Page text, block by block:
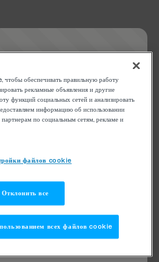
Please try refreshing the
обеспечивать правильную работу
рекламные объявления и другие
функций социальных сетей и анализировать
информацию об использовании
по социальным сетям, рекламе и
файлов cookie
Отклонить все
всех файлов cookie